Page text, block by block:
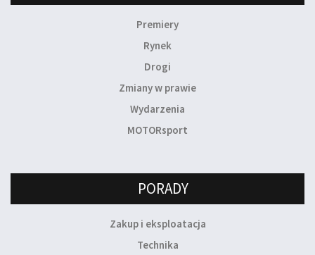
Premiery
Rynek
Drogi
Zmiany w prawie
Wydarzenia
MOTORsport
PORADY
Zakup i eksploatacja
Technika